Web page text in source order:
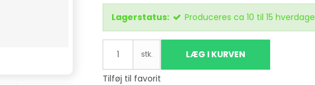
Lagerstatus: Produceres ca 10 til 15 hverdage
stk. LÆG I KURVEN
Tilføj til favorit